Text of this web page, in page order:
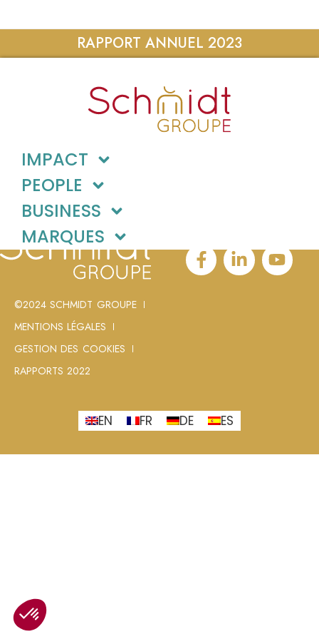
RAPPORT ANNUEL 2023
IMPACT
PEOPLE
BUSINESS
MARQUES
©2024 SCHMIDT GROUPE
MENTIONS LÉGALES
GESTION DES COOKIES
RAPPORTS 2022
EN FR DE ES